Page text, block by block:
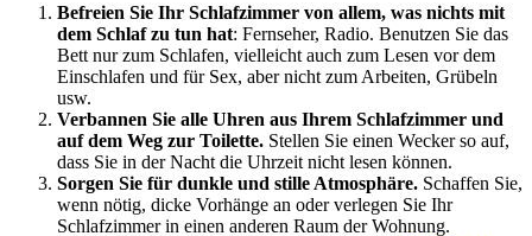
Befreien Sie Ihr Schlafzimmer von allem, was nichts mit
dem Schlaf zu tun hat: Fernseher, Radio. Benutzen Sie das
Bett nur zum Schlafen, vielleicht auch zum Lesen vor dem
Einschlafen und für Sex, aber nicht zum Arbeiten, Grübeln
usw.
Verbannen Sie alle Uhren aus Ihrem Schlafzimmer und
auf dem Weg zur Toilette. Stellen Sie einen Wecker so auf,
dass Sie in der Nacht die Uhrzeit nicht lesen können.
Sorgen Sie für dunkle und stille Atmosphäre. Schaffen Sie,
wenn nötig, dicke Vorhänge an oder verlegen Sie Ihr
Schlafzimmer in einen anderen Raum der Wohnung.